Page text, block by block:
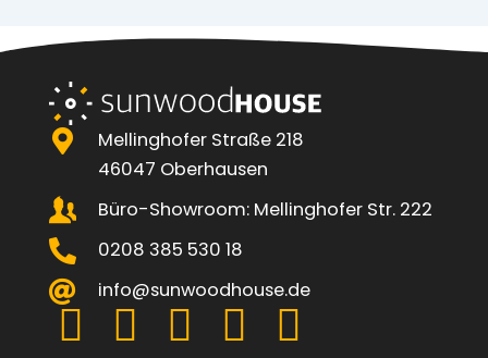
Mellinghofer Straße 218
46047 Oberhausen
Büro-Showroom: Mellinghofer Str. 222
0208 385 530 18
info@sunwoodhouse.de